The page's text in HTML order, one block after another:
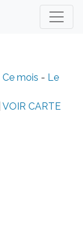
Ce mois - Le
VOIR CARTE